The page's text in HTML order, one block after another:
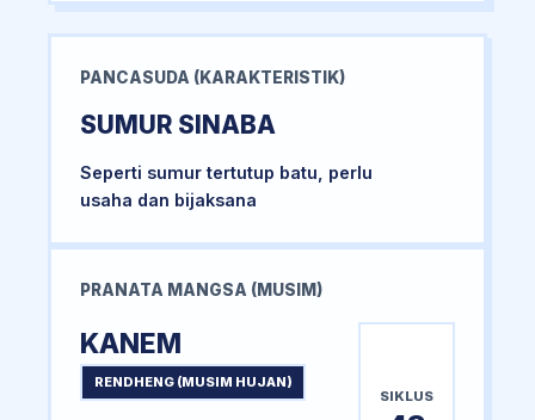
PANCASUDA (KARAKTERISTIK)
SUMUR SINABA
Seperti sumur tertutup batu, perlu
usaha dan bijaksana
PRANATA MANGSA (MUSIM)
KANEM
RENDHENG (MUSIM HUJAN)
SIKLUS